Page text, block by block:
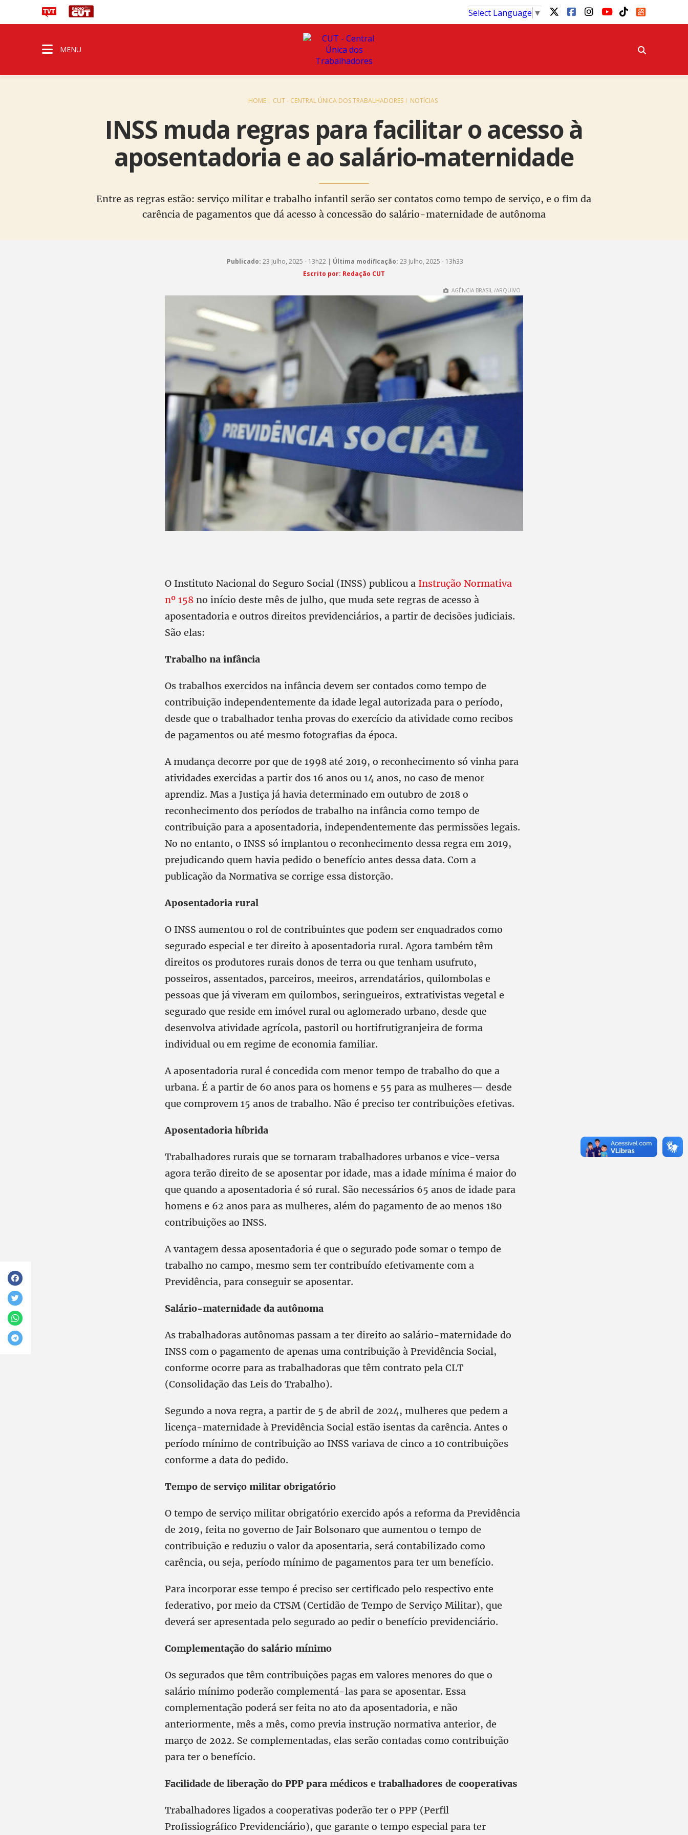
Select Language ▼
MENU
HOME CUT - CENTRAL ÚNICA DOS TRABALHADORES NOTÍCIAS
INSS muda regras para facilitar o acesso à
aposentadoria e ao salário-maternidade
Entre as regras estão: serviço militar e trabalho infantil serão ser contatos como tempo de serviço, e o fim da
carência de pagamentos que dá acesso à concessão do salário-maternidade de autônoma
Publicado: 23 Julho, 2025 - 13h22 | Última modificação: 23 Julho, 2025 - 13h33
Escrito por: Redação CUT
AGÊNCIA BRASIL /ARQUIVO
O Instituto Nacional do Seguro Social (INSS) publicou a Instrução Normativa
nº 158 no início deste mês de julho, que muda sete regras de acesso à
aposentadoria e outros direitos previdenciários, a partir de decisões judiciais.
São elas:
Trabalho na infância
Os trabalhos exercidos na infância devem ser contados como tempo de
contribuição independentemente da idade legal autorizada para o período,
desde que o trabalhador tenha provas do exercício da atividade como recibos
de pagamentos ou até mesmo fotografias da época.
A mudança decorre por que de 1998 até 2019, o reconhecimento só vinha para
atividades exercidas a partir dos 16 anos ou 14 anos, no caso de menor
aprendiz. Mas a Justiça já havia determinado em outubro de 2018 o
reconhecimento dos períodos de trabalho na infância como tempo de
contribuição para a aposentadoria, independentemente das permissões legais.
No no entanto, o INSS só implantou o reconhecimento dessa regra em 2019,
prejudicando quem havia pedido o benefício antes dessa data. Com a
publicação da Normativa se corrige essa distorção.
Aposentadoria rural
O INSS aumentou o rol de contribuintes que podem ser enquadrados como
segurado especial e ter direito à aposentadoria rural. Agora também têm
direitos os produtores rurais donos de terra ou que tenham usufruto,
posseiros, assentados, parceiros, meeiros, arrendatários, quilombolas e
pessoas que já viveram em quilombos, seringueiros, extrativistas vegetal e
segurado que reside em imóvel rural ou aglomerado urbano, desde que
desenvolva atividade agrícola, pastoril ou hortifrutigranjeira de forma
individual ou em regime de economia familiar.
A aposentadoria rural é concedida com menor tempo de trabalho do que a
urbana. É a partir de 60 anos para os homens e 55 para as mulheres— desde
que comprovem 15 anos de trabalho. Não é preciso ter contribuições efetivas.
Aposentadoria híbrida
Trabalhadores rurais que se tornaram trabalhadores urbanos e vice-versa
agora terão direito de se aposentar por idade, mas a idade mínima é maior do
que quando a aposentadoria é só rural. São necessários 65 anos de idade para
homens e 62 anos para as mulheres, além do pagamento de ao menos 180
contribuições ao INSS.
A vantagem dessa aposentadoria é que o segurado pode somar o tempo de
trabalho no campo, mesmo sem ter contribuído efetivamente com a
Previdência, para conseguir se aposentar.
Salário-maternidade da autônoma
As trabalhadoras autônomas passam a ter direito ao salário-maternidade do
INSS com o pagamento de apenas uma contribuição à Previdência Social,
conforme ocorre para as trabalhadoras que têm contrato pela CLT
(Consolidação das Leis do Trabalho).
Segundo a nova regra, a partir de 5 de abril de 2024, mulheres que pedem a
licença-maternidade à Previdência Social estão isentas da carência. Antes o
período mínimo de contribuição ao INSS variava de cinco a 10 contribuições
conforme a data do pedido.
Tempo de serviço militar obrigatório
O tempo de serviço militar obrigatório exercido após a reforma da Previdência
de 2019, feita no governo de Jair Bolsonaro que aumentou o tempo de
contribuição e reduziu o valor da aposentaria, será contabilizado como
carência, ou seja, período mínimo de pagamentos para ter um benefício.
Para incorporar esse tempo é preciso ser certificado pelo respectivo ente
federativo, por meio da CTSM (Certidão de Tempo de Serviço Militar), que
deverá ser apresentada pelo segurado ao pedir o benefício previdenciário.
Complementação do salário mínimo
Os segurados que têm contribuições pagas em valores menores do que o
salário mínimo poderão complementá-las para se aposentar. Essa
complementação poderá ser feita no ato da aposentadoria, e não
anteriormente, mês a mês, como previa instrução normativa anterior, de
março de 2022. Se complementadas, elas serão contadas como contribuição
para ter o benefício.
Facilidade de liberação do PPP para médicos e trabalhadores de cooperativas
Trabalhadores ligados a cooperativas poderão ter o PPP (Perfil
Profissiográfico Previdenciário), que garante o tempo especial para ter